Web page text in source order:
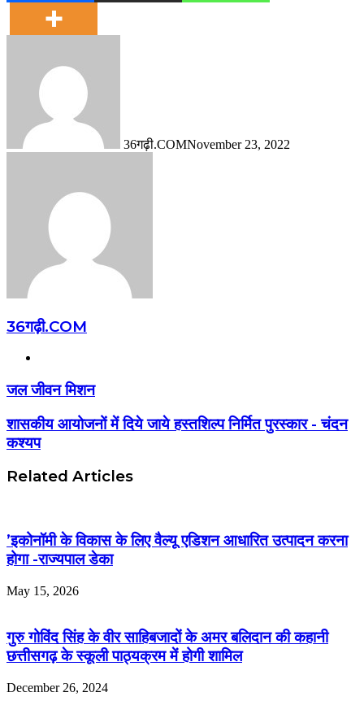
36गढ़ी.COMNovember 23, 2022
36गढ़ी.COM
जल जीवन मिशन
शासकीय आयोजनों में दिये जाये हस्तशिल्प निर्मित पुरस्कार - चंदन
कश्यप
Related Articles
’इकोनॉमी के विकास के लिए वैल्यू एडिशन आधारित उत्पादन करना
होगा -राज्यपाल डेका
May 15, 2026
गुरु गोविंद सिंह के वीर साहिबजादों के अमर बलिदान की कहानी
छत्तीसगढ़ के स्कूली पाठ्यक्रम में होगी शामिल
December 26, 2024